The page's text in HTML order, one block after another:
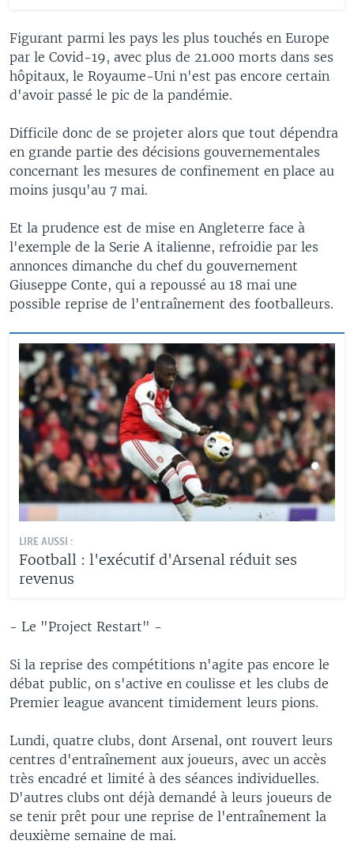
Figurant parmi les pays les plus touchés en Europe
par le Covid-19, avec plus de 21.000 morts dans ses
hôpitaux, le Royaume-Uni n'est pas encore certain
d'avoir passé le pic de la pandémie.
Difficile donc de se projeter alors que tout dépendra
en grande partie des décisions gouvernementales
concernant les mesures de confinement en place au
moins jusqu'au 7 mai.
Et la prudence est de mise en Angleterre face à
l'exemple de la Serie A italienne, refroidie par les
annonces dimanche du chef du gouvernement
Giuseppe Conte, qui a repoussé au 18 mai une
possible reprise de l'entraînement des footballeurs.
LIRE AUSSI :
Football : l'exécutif d'Arsenal réduit ses
revenus
- Le "Project Restart" -
Si la reprise des compétitions n'agite pas encore le
débat public, on s'active en coulisse et les clubs de
Premier league avancent timidement leurs pions.
Lundi, quatre clubs, dont Arsenal, ont rouvert leurs
centres d'entraînement aux joueurs, avec un accès
très encadré et limité à des séances individuelles.
D'autres clubs ont déjà demandé à leurs joueurs de
se tenir prêt pour une reprise de l'entraînement la
deuxième semaine de mai.